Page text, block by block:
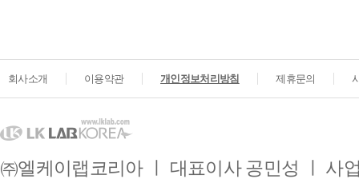
회사소개 이용약관 개인정보처리방침 제휴문의
㈜엘케이랩코리아 ㅣ 대표이사 공민성 ㅣ 사